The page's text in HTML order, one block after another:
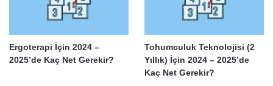
Ergoterapi İçin 2024 –
2025’de Kaç Net Gerekir?
Tohumculuk Teknolojisi (2
Yıllık) İçin 2024 – 2025’de
Kaç Net Gerekir?